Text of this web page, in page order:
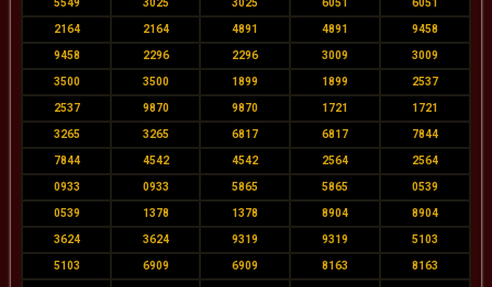
2164 2164 4891 4891 9458
9458 2296 2296 3009 3009
3500 3500 1899 1899 2537
2537 9870 9870 1721 1721
3265 3265 6817 6817 7844
7844 4542 4542 2564 2564
0933 0933 5865 5865 0539
0539 1378 1378 8904 8904
3624 3624 9319 9319 5103
5103 6909 6909 8163 8163